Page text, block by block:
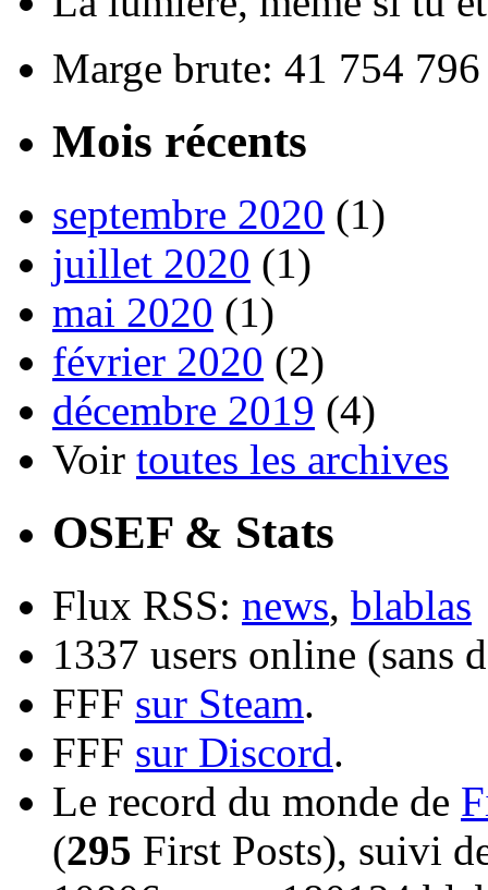
Marge brute: 41 754
Mois récents
septembre 2020 (1)
juillet 2020 (1)
mai 2020 (1)
février 2020 (2)
décembre 2019 (4)
Voir toutes les archives
OSEF & Stats
Flux RSS: news, blablas
1337 users online (sans
FFF sur Steam.
FFF sur Discord.
Le record du monde de
(295 First Posts), suivi